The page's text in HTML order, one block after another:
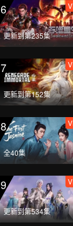
6
更新到第235集
7
更新到第152集
8
全40集
9
更新到第534集